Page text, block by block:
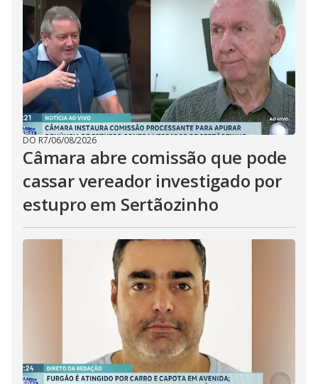
DO R7/06/08/2026
Câmara abre comissão que pode
cassar vereador investigado por
estupro em Sertãozinho